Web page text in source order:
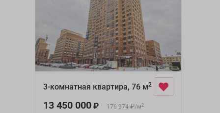
3-комнатная квартира, 76 м2
13 450 000₽ 176 974₽/м2